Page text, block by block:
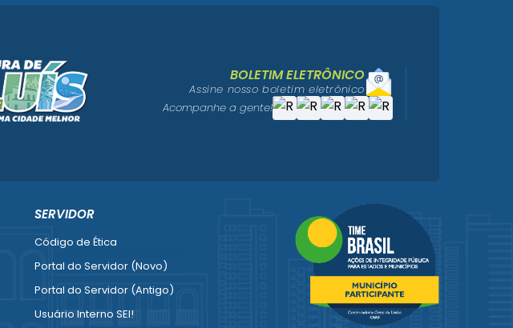
SERVIDOR
Código de Ética
Portal do Servidor (Novo)
Portal do Servidor (Antigo)
Usuário Interno SEI!
BOLETIM ELETRÔNICO
Assine nosso boletim eletrônico
Acompanhe a gente!